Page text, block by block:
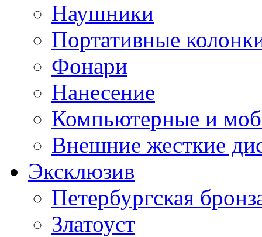
Наушники
Портативные
Фонари
Нанесение
Компьютерные и
Внешние жесткие
Эксклюзив
Петербургская
Златоуст